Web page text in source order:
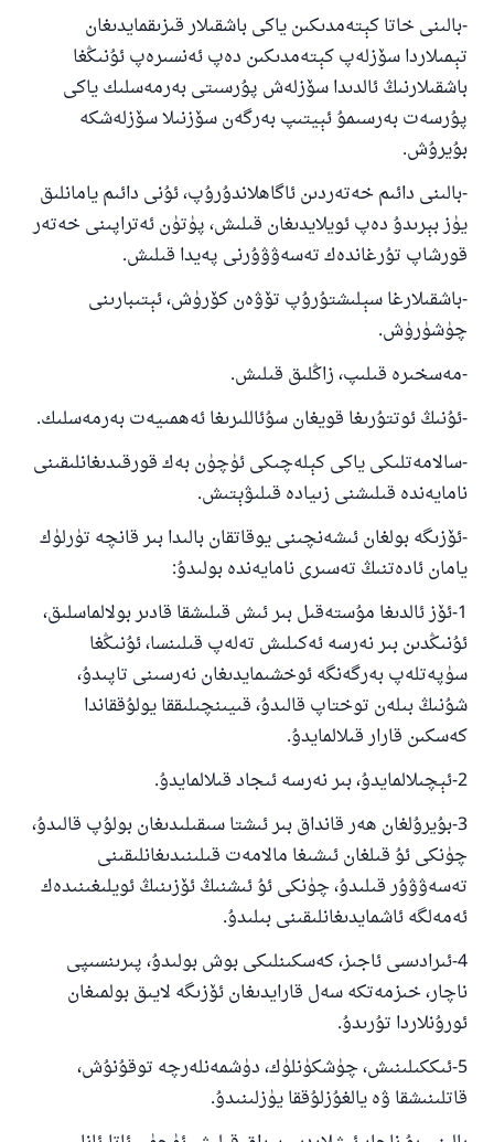
-بالىنى خاتا كېتەمدىكىن ياكى باشقىلار قىزىقمايدىغان
تېمىلاردا سۆزلەپ كېتەمدىكىن دەپ ئەنسىرەپ ئۇنىڭغا
باشقىلارنىڭ ئالدىدا سۆزلەش پۇرسىتى بەرمەسلىك ياكى
پۇرسەت بەرسىمۇ ئېيتىپ بەرگەن سۆزنىلا سۆزلەشكە
بۇيرۇش.
-بالىنى دائىم خەتەردىن ئاگاھلاندۇرۇپ، ئۇنى دائىم يامانلىق
يۈز بېرىدۇ دەپ ئويلايدىغان قىلىش، پۈتۈن ئەتراپىنى خەتەر
قورشاپ تۇرغاندەك تەسەۋۋۇرنى پەيدا قىلىش.
-باشقىلارغا سېلىشتۇرۇپ تۆۋەن كۆرۈش، ئېتىبارىنى
چۈشۈرۈش.
-مەسخىرە قىلىپ، زاڭلىق قىلىش.
-ئۇنىڭ ئوتتۇرىغا قويغان سۇئاللىرىغا ئەھمىيەت بەرمەسلىك.
-سالامەتلىكى ياكى كېلەچىكى ئۈچۈن بەك قورقىدىغانلىقىنى
نامايەندە قىلىشنى زىيادە قىلىۋېتىش.
-ئۆزىگە بولغان ئىشەنچىنى يوقاتقان بالىدا بىر قانچە تۈرلۈك
يامان ئادەتنىڭ تەسىرى نامايەندە بولىدۇ:
1-ئۆز ئالدىغا مۇستەقىل بىر ئىش قىلىشقا قادىر بولالماسلىق،
ئۇنىڭدىن بىر نەرسە ئەكىلىش تەلەپ قىلىنسا، ئۇنىڭغا
سۈپەتلەپ بەرگەنگە ئوخشىمايدىغان نەرسىنى تاپىدۇ،
شۇنىڭ بىلەن توختاپ قالىدۇ، قىيىنچىلىققا يولۇققاندا
كەسكىن قارار قىلالمايدۇ.
2-ئېچىلالمايدۇ، بىر نەرسە ئىجاد قىلالمايدۇ.
3-بۇيرۇلغان ھەر قانداق بىر ئىشتا سىقىلىدىغان بولۇپ قالىدۇ،
چۈنكى ئۇ قىلغان ئىشىغا مالامەت قىلىنىدىغانلىقىنى
تەسەۋۋۇر قىلىدۇ، چۈنكى ئۇ ئىشنىڭ ئۆزىنىڭ ئويلىغىنىدەك
ئەمەلگە ئاشمايدىغانلىقىنى بىلىدۇ.
4-ئىرادىسى ئاجىز، كەسكىنلىكى بوش بولىدۇ، پىرىنسىپى
ناچار، خىزمەتكە سەل قارايدىغان ئۆزىگە لايىق بولمىغان
ئورۇنلاردا تۇرىدۇ.
5-ئىككىلىنىش، چۈشكۈنلۈك، دۈشمەنلەرچە توقۇنۇش،
قاتلىنىشقا ۋە يالغۇزلۇققا يۈزلىنىدۇ.